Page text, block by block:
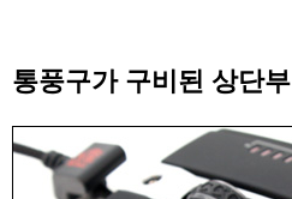
통풍구가 구비된 상단부